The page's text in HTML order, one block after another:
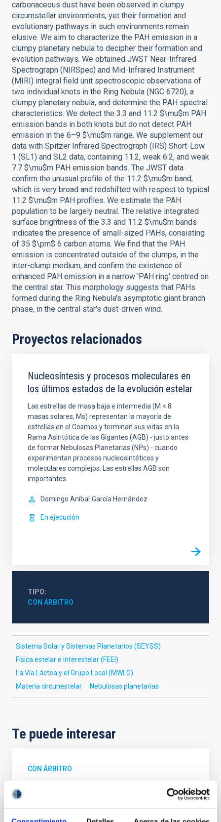
carbonaceous dust have been observed in clumpy
circumstellar environments, yet their formation and
evolutionary pathways in such environments remain
elusive. We aim to characterize the PAH emission in a
clumpy planetary nebula to decipher their formation and
evolution pathways. We obtained JWST Near-Infrared
Spectrograph (NIRSpec) and Mid-Infrared Instrument
(MIRI) integral field unit spectroscopic observations of
two individual knots in the Ring Nebula (NGC 6720), a
clumpy planetary nebula, and determine the PAH spectral
characteristics. We detect the 3.3 and 11.2 $\mu$m PAH
emission bands in both knots but do not detect PAH
emission in the 6–9 $\mu$m range. We supplement our
data with Spitzer Infrared Spectrograph (IRS) Short-Low
1 (SL1) and SL2 data, containing 11.2, weak 6.2, and weak
7.7 $\mu$m PAH emission bands. The JWST data
confirm the unusual profile of the 11.2 $\mu$m band,
which is very broad and redshifted with respect to typical
11.2 $\mu$m PAH profiles. We estimate the PAH
population to be largely neutral. The relative integrated
surface brightness of the 3.3 and 11.2 $\mu$m bands
indicates the presence of small-sized PAHs, consisting
of 35 $\pm$ 6 carbon atoms. We find that the PAH
emission is concentrated outside of the clumps, in the
inter-clump medium, and confirm the existence of
enhanced PAH emission in a narrow 'PAH ring' centred on
the central star. This morphology suggests that PAHs
formed during the Ring Nebula's asymptotic giant branch
phase, in the central star's dust-driven wind.
Proyectos relacionados
Nucleosíntesis y procesos moleculares en
los últimos estados de la evolución estelar
Las estrellas de masa baja e intermedia (M < 8
masas solares, Ms) representan la mayoría de
estrellas en el Cosmos y terminan sus vidas en la
Rama Asintótica de las Gigantes (AGB) - justo antes
de formar Nebulosas Planetarias (NPs) - cuando
experimentan procesos nucleosintéticos y
moleculares complejos. Las estrellas AGB son
importantes
Domingo Aníbal García Hernández
En ejecución
TIPO
CON ÁRBITRO
Sistema Solar y Sistemas Planetarios (SEYSS)
Física estelar e interestelar (FEEI)
La Vía Láctea y el Grupo Local (MWLG)
Materia circunestelar
Nebulosas planetarias
Te puede interesar
CON ÁRBITRO
Magnetic Field Alignment with Dense
Cores in the Transition between Cloud and
Core Scales